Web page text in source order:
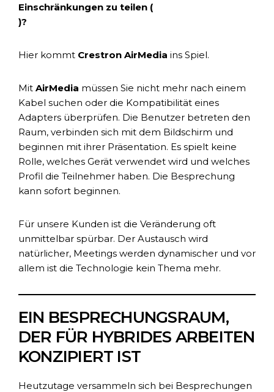
Einschränkungen zu teilen (
)?
Hier kommt Crestron AirMedia ins Spiel.
Mit AirMedia müssen Sie nicht mehr nach einem
Kabel suchen oder die Kompatibilität eines
Adapters überprüfen. Die Benutzer betreten den
Raum, verbinden sich mit dem Bildschirm und
beginnen mit ihrer Präsentation. Es spielt keine
Rolle, welches Gerät verwendet wird und welches
Profil die Teilnehmer haben. Die Besprechung
kann sofort beginnen.
Für unsere Kunden ist die Veränderung oft
unmittelbar spürbar. Der Austausch wird
natürlicher, Meetings werden dynamischer und vor
allem ist die Technologie kein Thema mehr.
EIN BESPRECHUNGSRAUM,
DER FÜR HYBRIDES ARBEITEN
KONZIPIERT IST
Heutzutage versammeln sich bei Besprechungen